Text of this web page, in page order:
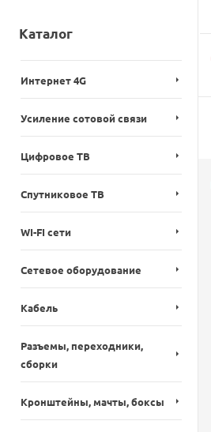
Каталог
Интернет 4G
Усиление сотовой связи
Цифровое ТВ
Спутниковое ТВ
WI-FI сети
Сетевое оборудование
Кабель
Разъемы, переходники,
сборки
Кронштейны, мачты, боксы